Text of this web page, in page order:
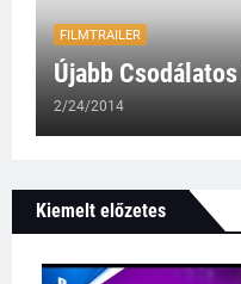
FILMTRAILER
Újabb
2/24/2014
Kiemelt előzetes